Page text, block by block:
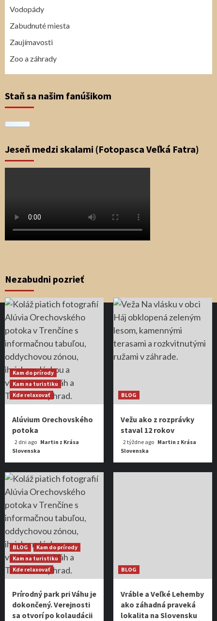
Vodopády
Zabudnuté miesta
Zaujímavosti
Zoo a záhrady
Staň sa našim fanúšikom
Jeseň medzi skalami (Fotopasca Veľká Fatra)
Nezabudni pozrieť
Kam do prírody
Kam na turistiku
Kde relaxovať
Alúvium Orechovského
potoka
2 dni ago Martin z Krása
Slovenska
BLOG
Vežu ako z rozprávky
staval 12 rokov
2 týždne ago Martin z Krása
Slovenska
BLOG
Kam do prírody
Kam na turistiku
Kde relaxovať
Prírodný park pri Váhu je
dokončený. Verejnosti
sa otvorí po kolaudácii
BLOG
Vráble a Veľké Lehemby
ako záhadná praveká
lokalita na Slovensku